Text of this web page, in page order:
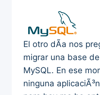
El otro dÃ­a nos
migrar una base
MySQL. En ese
ninguna